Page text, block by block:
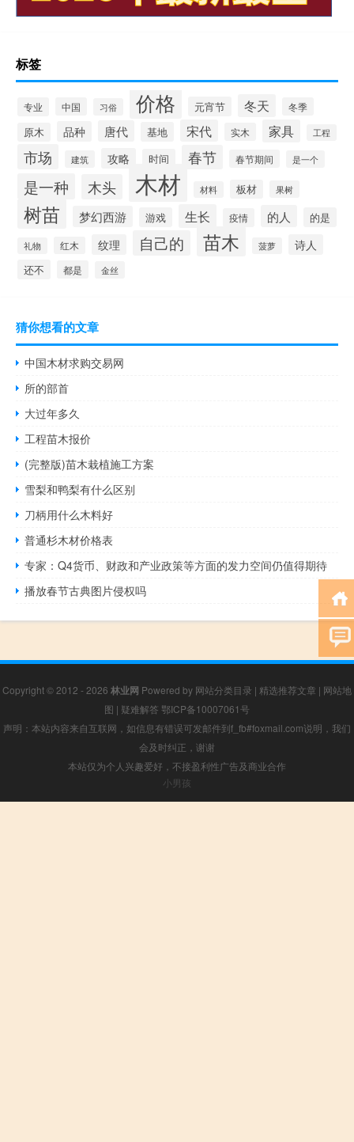
标签
专业 中国 习俗 价格 元宵节 冬天 冬季
原木 品种 唐代 基地 宋代 实木 家具 工程
市场 建筑 攻略 时间 春节 春节期间 是一个
是一种 木头 木材 材料 板材 果树
树苗 梦幻西游 游戏 生长 疫情 的人 的是
礼物 红木 纹理 自己的 苗木 菠萝 诗人
还不 都是 金丝
猜你想看的文章
中国木材求购交易网
所的部首
大过年多久
工程苗木报价
(完整版)苗木栽植施工方案
雪梨和鸭梨有什么区别
刀柄用什么木料好
普通杉木材价格表
专家：Q4货币、财政和产业政策等方面的发力空间仍值得期待
播放春节古典图片侵权吗
Copyright © 2012 - 2026 林业网 Powered by 网站分类目录 | 精选推荐文章 | 网站地
图 | 疑难解答 鄂ICP备10007061号
声明：本站内容来自互联网，如信息有错误可发邮件到f_fb#foxmail.com说明，我们
会及时纠正，谢谢
本站仅为个人兴趣爱好，不接盈利性广告及商业合作
小男孩